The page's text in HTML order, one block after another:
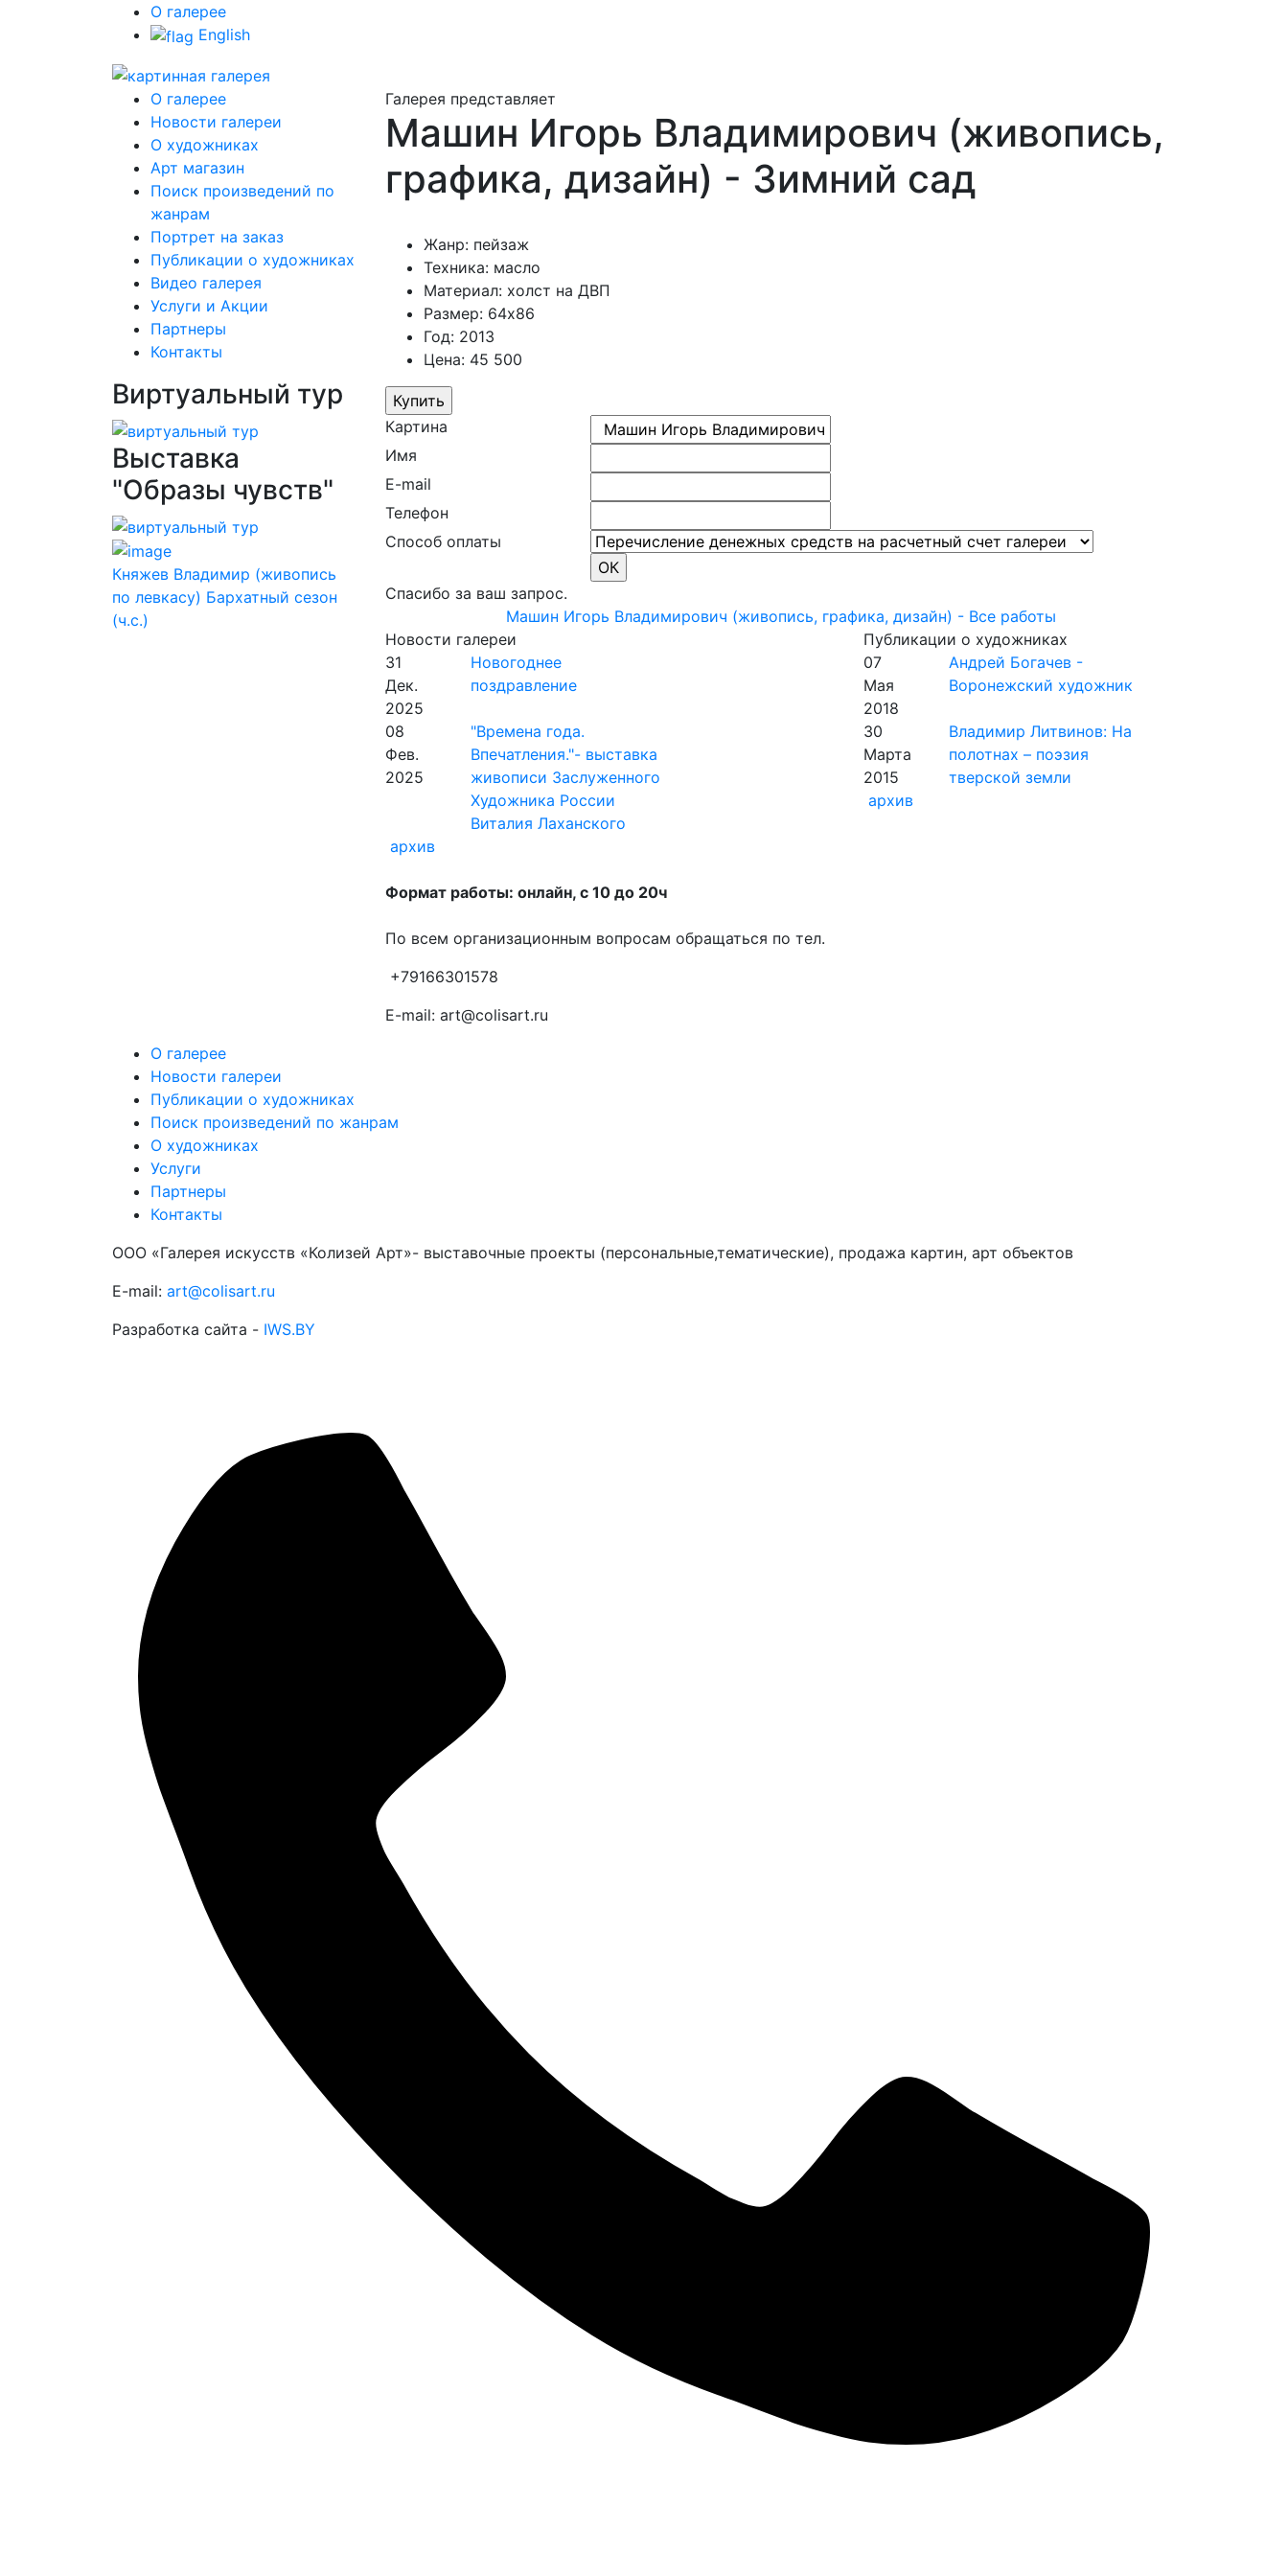
О галерее
English
О галерее
Новости галереи
О художниках
Арт магазин
Поиск произведений по
жанрам
Портрет на заказ
Публикации о художниках
Видео галерея
Услуги и Акции
Партнеры
Контакты
Виртуальный тур
Выставка
"Образы чувств"
Княжев Владимир (живопись
по левкасу) Бархатный сезон
(ч.с.)
Галерея представляет
Машин Игорь Владимирович (живопись,
графика, дизайн) - Зимний сад
Жанр: пейзаж
Техника: масло
Материал: холст на ДВП
Размер: 64х86
Год: 2013
Цена: 45 500
Картина
Имя
E-mail
Телефон
Способ оплаты
Спасибо за ваш запрос.
Машин Игорь Владимирович (живопись, графика, дизайн) - Все работы
Новости галереи
31
Дек.
2025
Новогоднее
поздравление
08
Фев.
2025
"Времена года.
Впечатления."- выставка
живописи Заслуженного
Художника России
Виталия Лаханского
архив
Публикации о художниках
07
Мая
2018
Андрей Богачев -
Воронежский художник
30
Марта
2015
Владимир Литвинов: На
полотнах – поэзия
тверской земли
архив
Формат работы: онлайн, с 10 до 20ч
По всем организационным вопросам обращаться по тел.
+79166301578
E-mail: art@colisart.ru
О галерее
Новости галереи
Публикации о художниках
Поиск произведений по жанрам
О художниках
Услуги
Партнеры
Контакты
ООО «Галерея искусств «Колизей Арт»- выставочные проекты (персональные,тематические), продажа картин, арт объектов
E-mail: art@colisart.ru
Разработка сайта - IWS.BY